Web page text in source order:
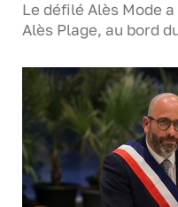
Le défilé Alès Mode
Alès Plage, au bord